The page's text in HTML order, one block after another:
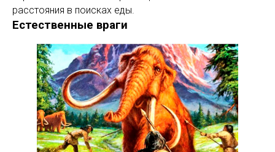
расстояния в поисках еды.
Естественные враги